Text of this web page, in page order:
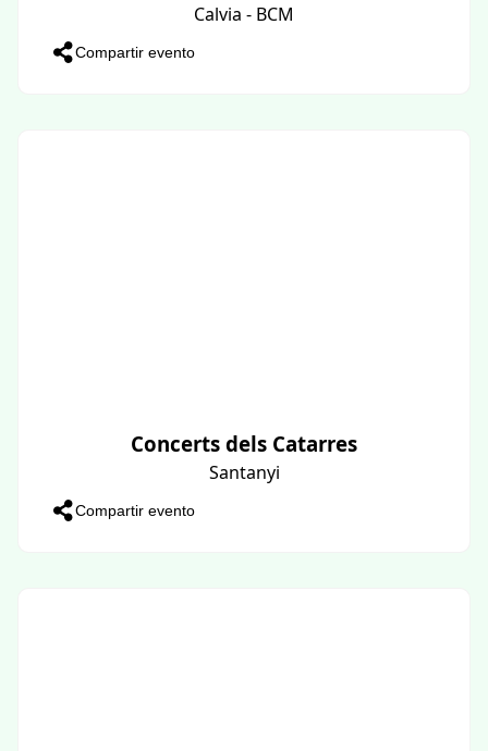
Calvia - BCM
Compartir evento
Concerts dels Catarres
Santanyi
Compartir evento